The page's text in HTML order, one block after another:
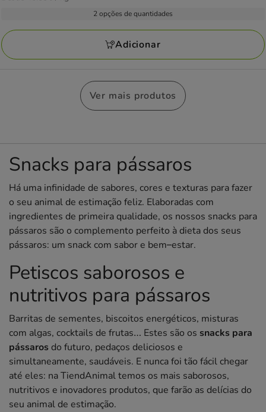
com
avaliações
16.50€
2 opções de quantidades
Adicionar
Ver mais produtos
Snacks para pássaros
Há uma infinidade de sabores, cores e texturas para fazer
o seu animal de estimação feliz. Elaboradas com
ingredientes de primeira qualidade, os nossos snacks para
pássaros são o complemento perfeito à dieta dos seus
pássaros: um snack com sabor e bem–estar.
Petiscos saborosos e
nutritivos para pássaros
Barritas de sementes, biscoitos energéticos, misturas
com algas, cocktails de frutas… Estes são os snacks para
pássaros do futuro, pedaços deliciosos e
simultaneamente, saudáveis. E nunca foi tão fácil chegar
até eles: na TiendAnimal temos os mais saborosos,
nutritivos e inovadores produtos, que farão as delícias do
seu animal de estimação.